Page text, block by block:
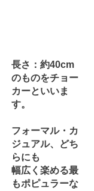
長さ：約40cm
のものをチョー
カーといいま
す。
フォーマル・カ
ジュアル、どち
らにも
幅広く楽める最
もポピュラーな